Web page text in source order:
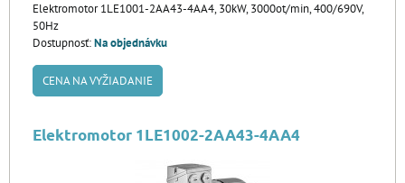
Elektromotor 1LE1001-2AA43-4AA4, 30kW, 3000ot/min, 400/690V,
50Hz
Dostupnosť:Na objednávku
CENA NA VYŽIADANIE
Elektromotor 1LE1002-2AA43-4AA4